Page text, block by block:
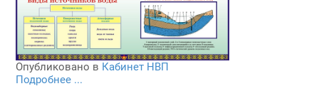
Опубликовано в Кабинет НВП
Подробнее ...